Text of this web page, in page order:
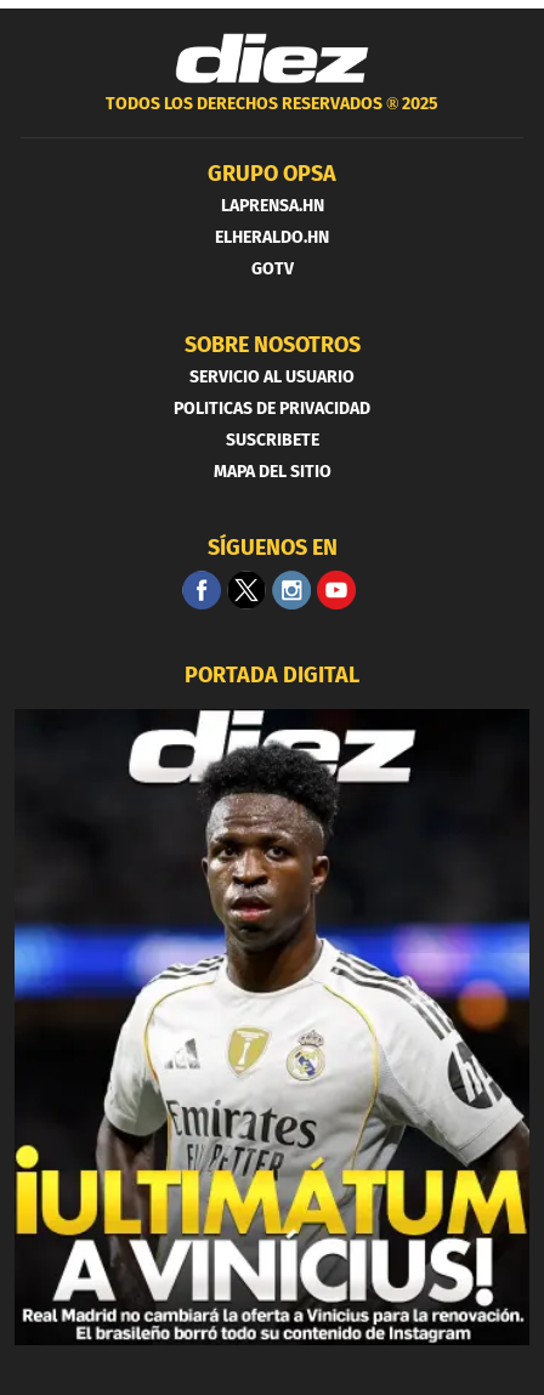
TODOS LOS DERECHOS RESERVADOS ®2025
GRUPO OPSA
LAPRENSA.HN
ELHERALDO.HN
GOTV
SOBRE NOSOTROS
SERVICIO AL USUARIO
POLITICAS DE PRIVACIDAD
SUSCRIBETE
MAPA DEL SITIO
SÍGUENOS EN
PORTADA DIGITAL